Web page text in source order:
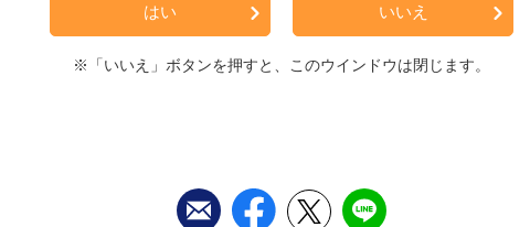
はい いいえ
※「いいえ」ボタンを押すと、このウインドウは閉じます。